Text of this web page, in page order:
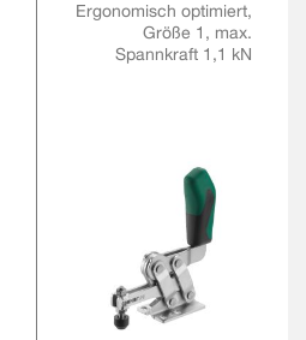
Ergonomisch optimiert,
Größe 1, max.
Spannkraft 1,1 kN